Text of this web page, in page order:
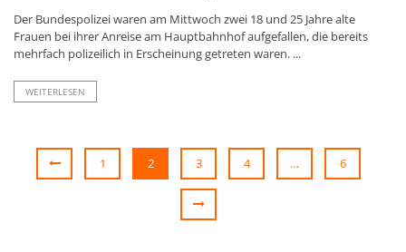
Der Bundespolizei waren am Mittwoch zwei 18 und 25 Jahre alte
Frauen bei ihrer Anreise am Hauptbahnhof aufgefallen, die bereits
mehrfach polizeilich in Erscheinung getreten waren. ...
WEITERLESEN
1 2 3 4 … 6